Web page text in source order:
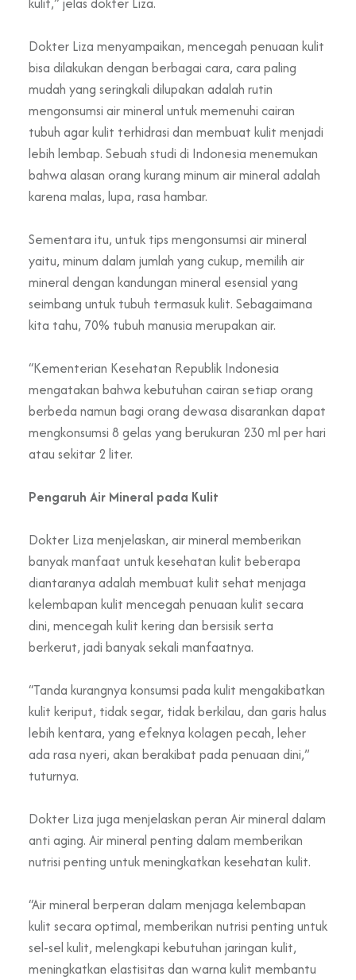
Dokter Liza menyampaikan, mencegah penuaan kulit
bisa dilakukan dengan berbagai cara, cara paling
mudah yang seringkali dilupakan adalah rutin
mengonsumsi air mineral untuk memenuhi cairan
tubuh agar kulit terhidrasi dan membuat kulit menjadi
lebih lembap. Sebuah studi di Indonesia menemukan
bahwa alasan orang kurang minum air mineral adalah
karena malas, lupa, rasa hambar.
Sementara itu, untuk tips mengonsumsi air mineral
yaitu, minum dalam jumlah yang cukup, memilih air
mineral dengan kandungan mineral esensial yang
seimbang untuk tubuh termasuk kulit. Sebagaimana
kita tahu, 70% tubuh manusia merupakan air.
“Kementerian Kesehatan Republik Indonesia
mengatakan bahwa kebutuhan cairan setiap orang
berbeda namun bagi orang dewasa disarankan dapat
mengkonsumsi 8 gelas yang berukuran 230 ml per hari
atau sekitar 2 liter.
Pengaruh Air Mineral pada Kulit
Dokter Liza menjelaskan, air mineral memberikan
banyak manfaat untuk kesehatan kulit beberapa
diantaranya adalah membuat kulit sehat menjaga
kelembapan kulit mencegah penuaan kulit secara
dini, mencegah kulit kering dan bersisik serta
berkerut, jadi banyak sekali manfaatnya.
“Tanda kurangnya konsumsi pada kulit mengakibatkan
kulit keriput, tidak segar, tidak berkilau, dan garis halus
lebih kentara, yang efeknya kolagen pecah, leher
ada rasa nyeri, akan berakibat pada penuaan dini,”
tuturnya.
Dokter Liza juga menjelaskan peran Air mineral dalam
anti aging. Air mineral penting dalam memberikan
nutrisi penting untuk meningkatkan kesehatan kulit.
“Air mineral berperan dalam menjaga kelembapan
kulit secara optimal, memberikan nutrisi penting untuk
sel-sel kulit, melengkapi kebutuhan jaringan kulit,
meningkatkan elastisitas dan warna kulit membantu